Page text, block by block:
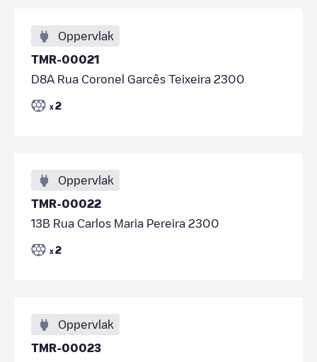
Oppervlak
TMR-00021
D8A Rua Coronel Garcês Teixeira 2300
x 2
Oppervlak
TMR-00022
13B Rua Carlos Maria Pereira 2300
x 2
Oppervlak
TMR-00023